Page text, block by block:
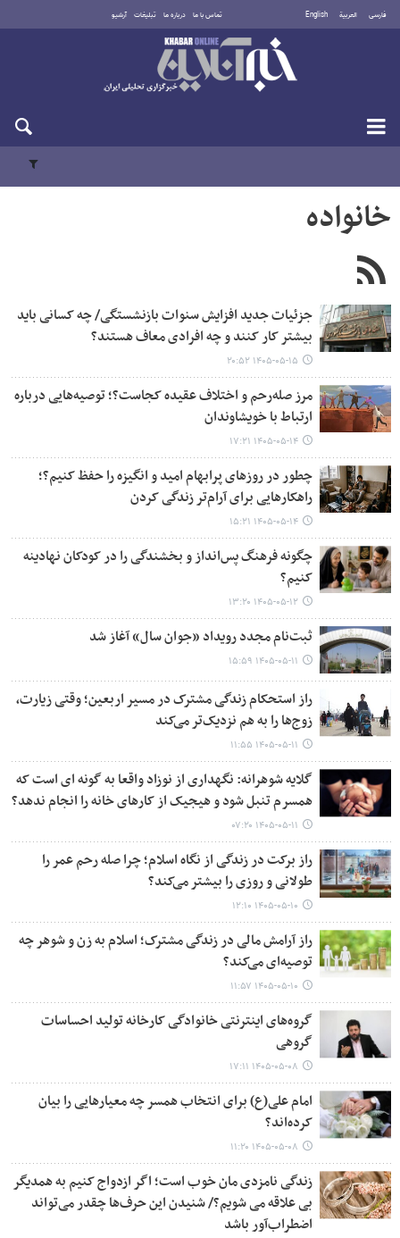
فارسی العربية English تماس با ما درباره ما تبلیغات آرشیو
جمعه ۱۶ مرداد ۱۴۰۵
خانواده
جزئیات جدید افزایش سنوات بازنشستگی/ چه کسانی باید
بیشتر کار کنند و چه افرادی معاف هستند؟
۱۴۰۵-۰۵-۱۵ ۲۰:۵۲
مرز صله‌رحم و اختلاف عقیده کجاست؟؛ توصیه‌هایی درباره
ارتباط با خویشاوندان
۱۴۰۵-۰۵-۱۴ ۱۷:۲۱
چطور در روزهای پرابهام امید و انگیزه را حفظ کنیم؟؛
راهکارهایی برای آرام‌تر زندگی کردن
۱۴۰۵-۰۵-۱۴ ۱۵:۲۱
چگونه فرهنگ پس‌انداز و بخشندگی را در کودکان نهادینه
کنیم؟
۱۴۰۵-۰۵-۱۲ ۱۳:۲۰
ثبت‌نام مجدد رویداد «جوان سال» آغاز شد
۱۴۰۵-۰۵-۱۱ ۱۵:۵۹
راز استحکام زندگی مشترک در مسیر اربعین؛ وقتی زیارت،
زوج‌ها را به هم نزدیک‌تر می‌کند
۱۴۰۵-۰۵-۱۱ ۱۱:۵۵
گلایه شوهرانه: نگهداری از نوزاد واقعا به گونه ای است که
همسرم تنبل شود و هیجیک از کارهای خانه را انجام ندهد؟
۱۴۰۵-۰۵-۱۱ ۰۷:۲۰
راز برکت در زندگی از نگاه اسلام؛ چرا صله رحم عمر را
طولانی و روزی را بیشتر می‌کند؟
۱۴۰۵-۰۵-۱۰ ۱۲:۱۰
راز آرامش مالی در زندگی مشترک؛ اسلام به زن و شوهر چه
توصیه‌ای می‌کند؟
۱۴۰۵-۰۵-۱۰ ۱۱:۵۷
گروه‌های اینترنتی خانوادگی کارخانه تولید احساسات
گروهی
۱۴۰۵-۰۵-۰۸ ۱۷:۱۱
امام علی(ع) برای انتخاب همسر چه معیارهایی را بیان
کرده‌اند؟
۱۴۰۵-۰۵-۰۸ ۱۱:۲۰
زندگی نامزدی مان خوب است؛ اگر ازدواج کنیم به همدیگر
بی علاقه می شویم؟/ شنیدن این حرف‌ها چقدر می‌تواند
اضطراب‌آور باشد